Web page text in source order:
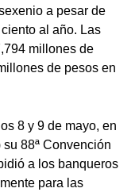
a pesar de
al año. Las
millones de
de pesos en
8 y 9 de mayo, en
88ª Convención
a los banqueros
para las